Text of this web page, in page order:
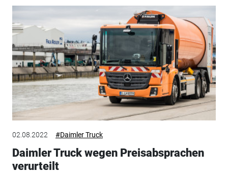
02.08.2022 #Daimler Truck
Daimler Truck wegen Preisabsprachen
verurteilt